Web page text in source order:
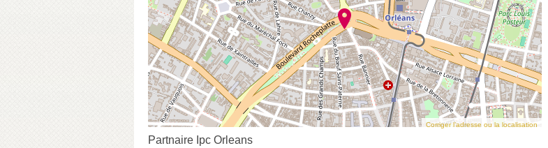
Corriger l’adresse ou la localisation
Partnaire Ipc Orleans